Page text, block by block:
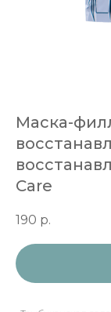
Маска-
Care
190 р.